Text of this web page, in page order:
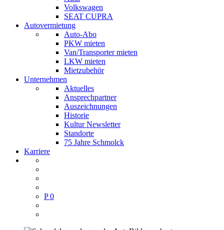
Volkswagen
SEAT CUPRA
Autovermietung
Auto-Abo
PKW mieten
Van/Transporter mieten
LKW mieten
Mietzubehör
Unternehmen
Aktuelles
Ansprechpartner
Auszeichnungen
Historie
Kultur Newsletter
Standorte
75 Jahre Schmolck
Karriere
P 0